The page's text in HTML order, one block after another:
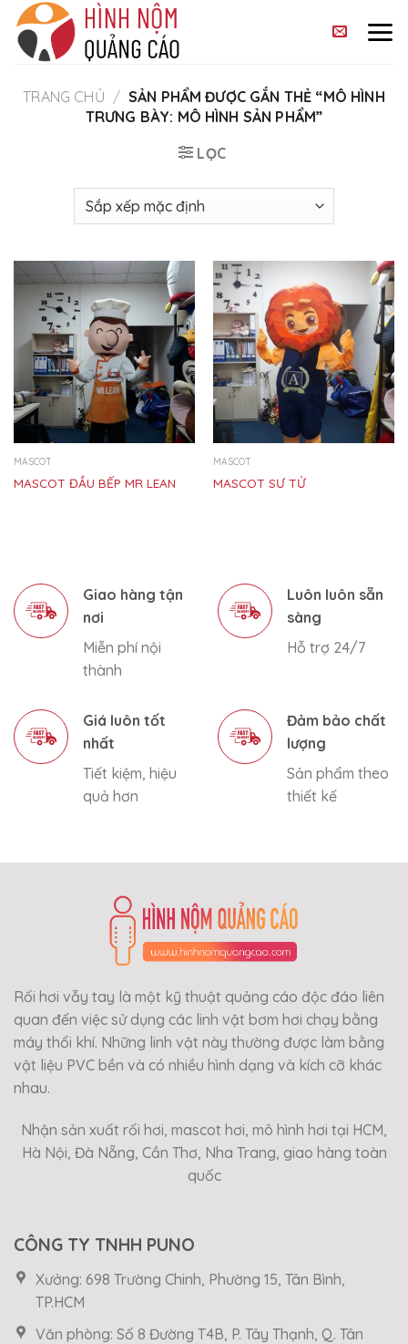
Skip
content
TRANG CHỦ / SẢN PHẨM ĐƯỢC GẮN THẺ “MÔ HÌNH
TRƯNG BÀY: MÔ HÌNH SẢN PHẨM”
LỌC
MASCOT
MASCOT ĐẦU BẾP MR LEAN
MASCOT
MASCOT SƯ TỬ
Giao hàng tận
nơi
Miễn phí nội
thành
Luôn luôn sẵn
sàng
Hỗ trợ 24/7
Giá luôn tốt
nhất
Tiết kiệm, hiệu
quả hơn
Đảm bảo chất
lượng
Sản phẩm theo
thiết kế
Rối hơi vẫy tay là một kỹ thuật quảng cáo độc đáo liên
quan đến việc sử dụng các linh vật bơm hơi chạy bằng
máy thổi khí. Những linh vật này thường được làm bằng
vật liệu PVC bền và có nhiều hình dạng và kích cỡ khác
nhau.
Nhận sản xuất rối hơi, mascot hơi, mô hình hơi tại HCM,
Hà Nội, Đà Nẵng, Cần Thơ, Nha Trang, giao hàng toàn
quốc
CÔNG TY TNHH PUNO
Xưởng: 698 Trường Chinh, Phường 15, Tân Bình,
TP.HCM
Văn phòng: Số 8 Đường T4B, P. Tây Thạnh, Q. Tân